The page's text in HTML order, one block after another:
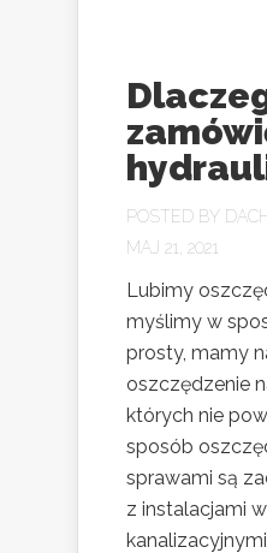
POSTED BY
MAJ 21, 2021
Lubimy
myślimy w
prosty, mamy
oszczędzenie
których nie
sposób
sprawami są
z instalacjami